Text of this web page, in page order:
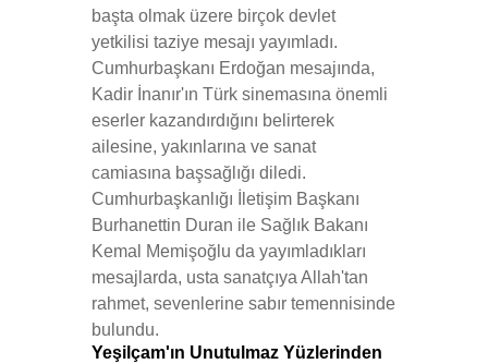
başta olmak üzere birçok devlet
yetkilisi taziye mesajı yayımladı.
Cumhurbaşkanı Erdoğan mesajında,
Kadir İnanır'ın Türk sinemasına önemli
eserler kazandırdığını belirterek
ailesine, yakınlarına ve sanat
camiasına başsağlığı diledi.
Cumhurbaşkanlığı İletişim Başkanı
Burhanettin Duran ile Sağlık Bakanı
Kemal Memişoğlu da yayımladıkları
mesajlarda, usta sanatçıya Allah'tan
rahmet, sevenlerine sabır temennisinde
bulundu.
Yeşilçam'ın Unutulmaz Yüzlerinden